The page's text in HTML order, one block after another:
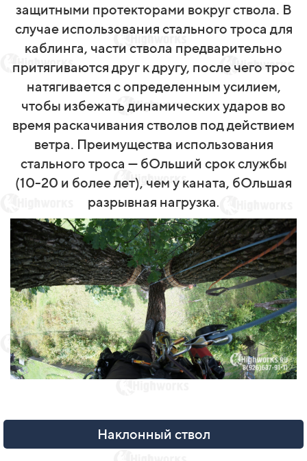
защитными протекторами вокруг ствола. В
случае использования стального троса для
каблинга, части ствола предварительно
притягиваются друг к другу, после чего трос
натягивается с определенным усилием,
чтобы избежать динамических ударов во
время раскачивания стволов под действием
ветра. Преимущества использования
стального троса — бОльший срок службы
(10-20 и более лет), чем у каната, бОльшая
разрывная нагрузка.
Наклонный ствол